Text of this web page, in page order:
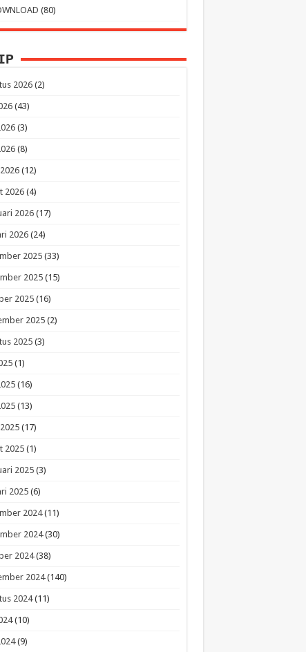
(80)
2026(2)
(43)
(3)
(8)
(12)
2026(4)
2026(17)
2026(24)
2025(33)
2025(15)
2025(16)
2025(2)
2025(3)
(1)
(16)
(13)
(17)
2025(1)
2025(3)
2025(6)
2024(11)
2024(30)
2024(38)
2024(140)
2024(11)
(10)
(9)